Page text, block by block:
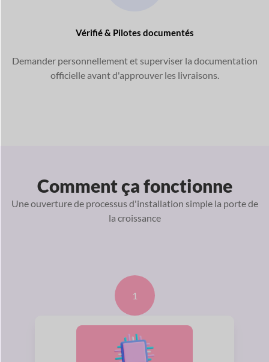
Vérifié & Pilotes documentés
Demander personnellement et superviser la documentation
officielle avant d'approuver les livraisons.
Comment ça fonctionne
Une ouverture de processus d'installation simple la porte de
la croissance
1